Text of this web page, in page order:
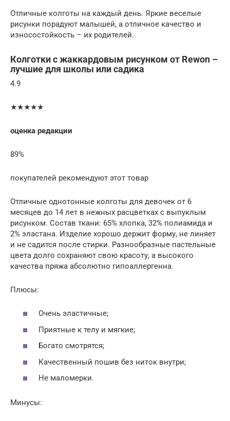
Отличные колготы на каждый день. Яркие веселые
рисунки порадуют малышей, а отличное качество и
износостойкость – их родителей.
Колготки с жаккардовым рисунком от Rewon –
лучшие для школы или садика
4.9
★★★★★
оценка редакции
89%
покупателей рекомендуют этот товар
Отличные однотонные колготы для девочек от 6
месяцев до 14 лет в нежных расцветках с выпуклым
рисунком. Состав ткани: 65% хлопка, 32% полиамида и
2% эластана. Изделие хорошо держит форму, не линяет
и не садится после стирки. Разнообразные пастельные
цвета долго сохраняют свою красоту, а высокого
качества пряжа абсолютно гипоаллергенна.
Плюсы:
Очень эластичные;
Приятные к телу и мягкие;
Богато смотрятся;
Качественный пошив без ниток внутри;
Не маломерки.
Минусы: